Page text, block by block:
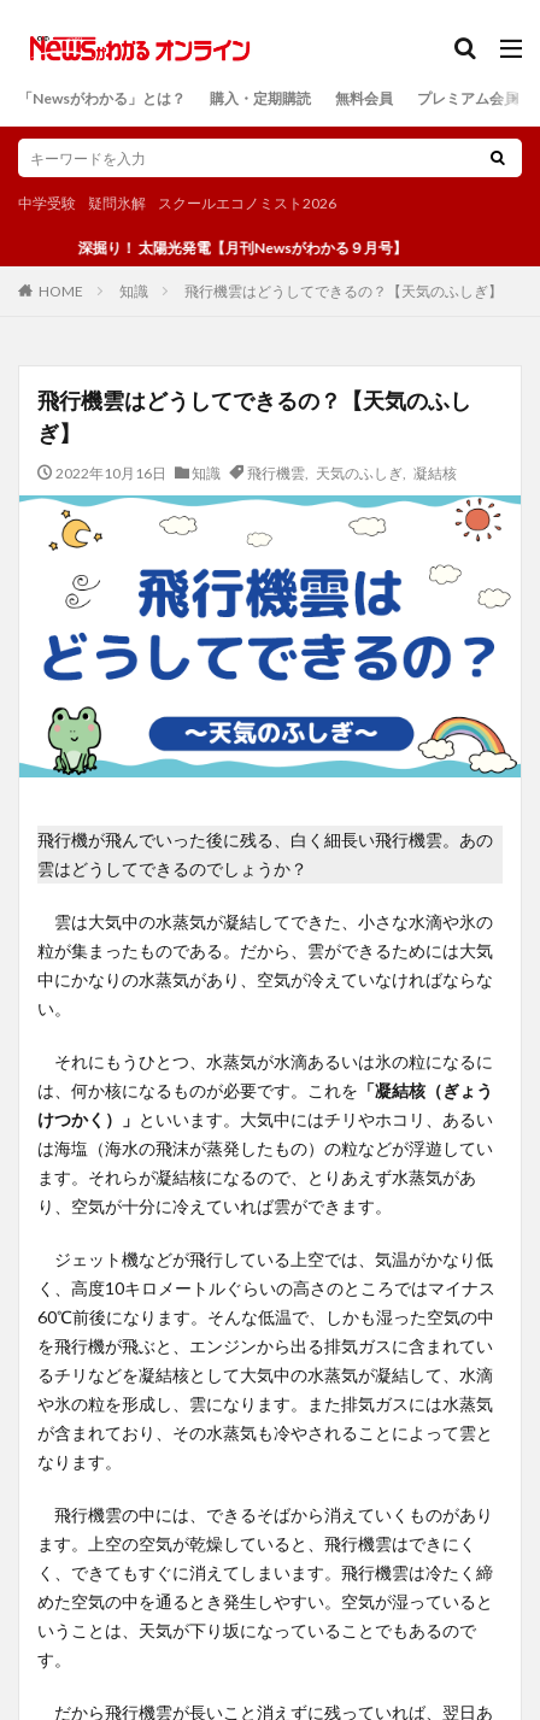
「Newsがわかる」とは？ 購入・定期購読 無料会員 プレミアム会員
中学受験 疑問氷解 スクールエコノミスト2026
深掘り！ 太陽光発電【月刊Newsがわかる９月号】
HOME 知識 飛行機雲はどうしてできるの？【天気のふしぎ】
飛行機雲はどうしてできるの？【天気のふし
ぎ】
2022年10月16日 知識 飛行機雲, 天気のふしぎ, 凝結核
飛行機が飛んでいった後に残る、白く細長い飛行機雲。あの
雲はどうしてできるのでしょうか？
雲は大気中の水蒸気が凝結してできた、小さな水滴や氷の
粒が集まったものである。だから、雲ができるためには大気
中にかなりの水蒸気があり、空気が冷えていなければならな
い。
それにもうひとつ、水蒸気が水滴あるいは氷の粒になるに
は、何か核になるものが必要です。これを 「凝結核（ぎょう
けつかく）」 といいます。大気中にはチリやホコリ、あるい
は海塩（海水の飛沫が蒸発したもの）の粒などが浮遊してい
ます。それらが凝結核になるので、とりあえず水蒸気があ
り、空気が十分に冷えていれば雲ができます。
ジェット機などが飛行している上空では、気温がかなり低
く、高度10キロメートルぐらいの高さのところではマイナス
60℃前後になります。そんな低温で、しかも湿った空気の中
を飛行機が飛ぶと、エンジンから出る排気ガスに含まれてい
るチリなどを凝結核として大気中の水蒸気が凝結して、水滴
や氷の粒を形成し、雲になります。また排気ガスには水蒸気
が含まれており、その水蒸気も冷やされることによって雲と
なります。
飛行機雲の中には、できるそばから消えていくものがあり
ます。上空の空気が乾燥していると、飛行機雲はできにく
く、できてもすぐに消えてしまいます。飛行機雲は冷たく締
めた空気の中を通るとき発生しやすい。空気が湿っていると
いうことは、天気が下り坂になっていることでもあるので
す。
だから飛行機雲が長いこと消えずに残っていれば、翌日あ
検索